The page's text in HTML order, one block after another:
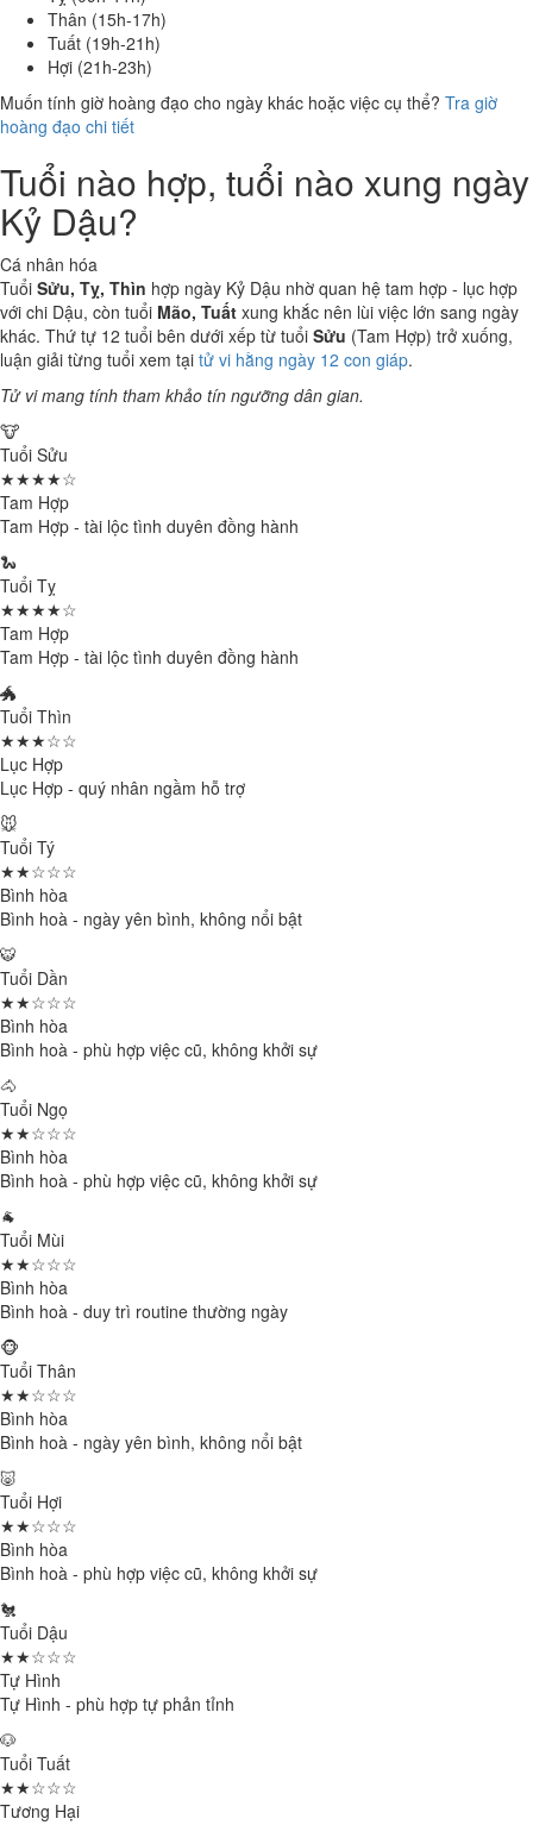
Thân (15h-17h)
Tuất (19h-21h)
Hợi (21h-23h)
Muốn tính giờ hoàng đạo cho ngày khác hoặc việc cụ thể? Tra giờ
hoàng đạo chi tiết
Tuổi nào hợp, tuổi nào xung ngày
Kỷ Dậu?
Cá nhân hóa
Tuổi Sửu, Tỵ, Thìn hợp ngày Kỷ Dậu nhờ quan hệ tam hợp - lục hợp
với chi Dậu, còn tuổi Mão, Tuất xung khắc nên lùi việc lớn sang ngày
khác. Thứ tự 12 tuổi bên dưới xếp từ tuổi Sửu (Tam Hợp) trở xuống,
luận giải từng tuổi xem tại tử vi hằng ngày 12 con giáp.
Tử vi mang tính tham khảo tín ngưỡng dân gian.
🐮
Tuổi Sửu
★★★★☆
Tam Hợp
Tam Hợp - tài lộc tình duyên đồng hành
🐍
Tuổi Tỵ
★★★★☆
Tam Hợp
Tam Hợp - tài lộc tình duyên đồng hành
🐲
Tuổi Thìn
★★★☆☆
Lục Hợp
Lục Hợp - quý nhân ngầm hỗ trợ
🐭
Tuổi Tý
★★☆☆☆
Bình hòa
Bình hoà - ngày yên bình, không nổi bật
🐯
Tuổi Dần
★★☆☆☆
Bình hòa
Bình hoà - phù hợp việc cũ, không khởi sự
🐴
Tuổi Ngọ
★★☆☆☆
Bình hòa
Bình hoà - phù hợp việc cũ, không khởi sự
🐐
Tuổi Mùi
★★☆☆☆
Bình hòa
Bình hoà - duy trì routine thường ngày
🐵
Tuổi Thân
★★☆☆☆
Bình hòa
Bình hoà - ngày yên bình, không nổi bật
🐷
Tuổi Hợi
★★☆☆☆
Bình hòa
Bình hoà - phù hợp việc cũ, không khởi sự
🐔
Tuổi Dậu
★★☆☆☆
Tự Hình
Tự Hình - phù hợp tự phản tỉnh
🐶
Tuổi Tuất
★★☆☆☆
Tương Hại